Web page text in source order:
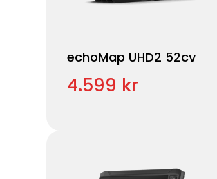
echoMap UHD2 52cv
4.599 kr